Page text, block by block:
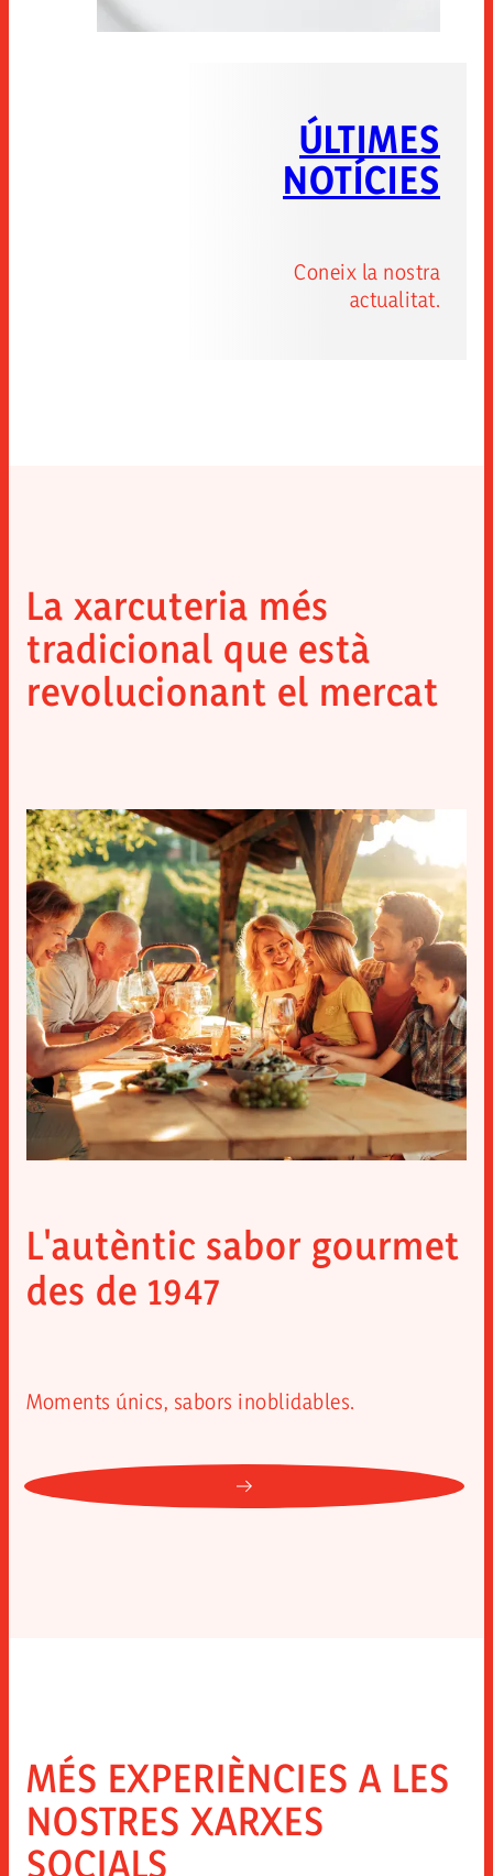
ÚLTIMES
NOTÍCIES
Coneix la nostra
actualitat.
La xarcuteria més
tradicional que està
revolucionant el mercat
L'autèntic sabor gourmet
des de 1947
Moments únics, sabors inoblidables.
NULL: L'AUTÈNTIC SABOR
MÉS EXPERIÈNCIES A LES
NOSTRES XARXES
SOCIALS